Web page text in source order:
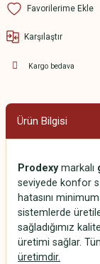
Karşılaştır
Kargo bedava
Ürün Bilgisi
Prodexymarkalı
seviyede konfor
hatasını
sistemlerde
sağladığımız
üretimi sağlar.
üretimdir.